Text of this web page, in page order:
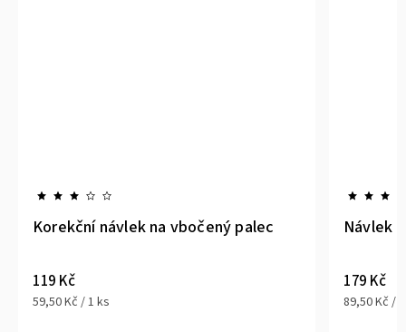
návlek na vbočený palec
/ 1 ks
Návlek pro
89,50 Kč / 1 ks